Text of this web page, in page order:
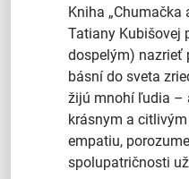
Kniha „Chumačka
Tatiany Kubišovej
dospelým) nazrieť
básní do sveta
žijú mnohí ľudia –
krásnym a
empatiu,
spolupatričnosti